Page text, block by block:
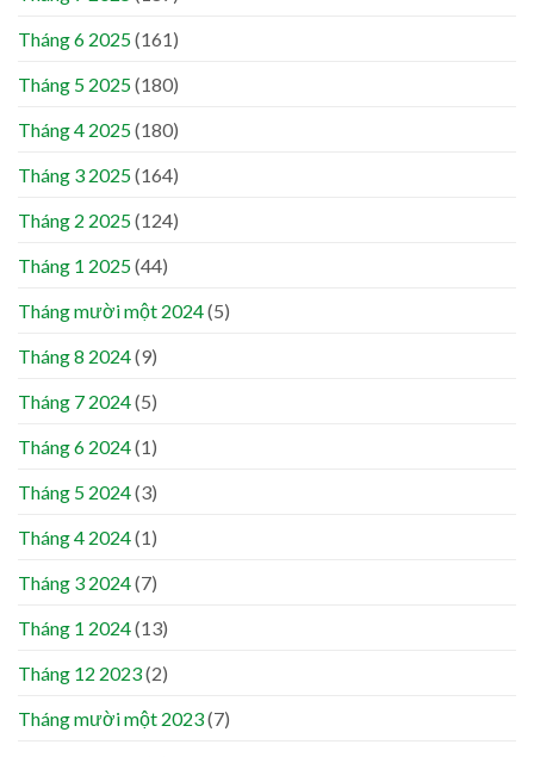
Tháng 6 2025(161)
Tháng 5 2025(180)
Tháng 4 2025(180)
Tháng 3 2025(164)
Tháng 2 2025(124)
Tháng 1 2025(44)
Tháng mười một 2024(5)
Tháng 8 2024(9)
Tháng 7 2024(5)
Tháng 6 2024(1)
Tháng 5 2024(3)
Tháng 4 2024(1)
Tháng 3 2024(7)
Tháng 1 2024(13)
Tháng 12 2023(2)
Tháng mười một 2023(7)